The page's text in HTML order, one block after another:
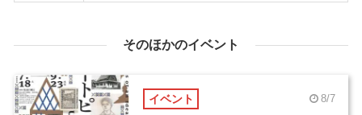
そのほかのイベント
イベント 8/7